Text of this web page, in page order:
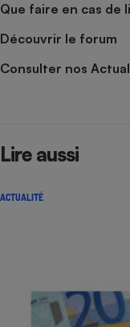
Que faire en cas de
Découvrir le forum
Consulter nos
Lire aussi
ACTUALITÉ